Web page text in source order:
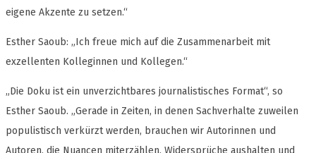
eigene Akzente zu setzen.“
Esther Saoub: „Ich freue mich auf die Zusammenarbeit mit
exzellenten Kolleginnen und Kollegen.“
„Die Doku ist ein unverzichtbares journalistisches Format“, so
Esther Saoub. „Gerade in Zeiten, in denen Sachverhalte zuweilen
populistisch verkürzt werden, brauchen wir Autorinnen und